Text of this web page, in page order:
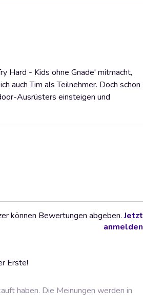
Hard - Kids ohne Gnade' mitmacht,
auch Tim als Teilnehmer. Doch schon
Ausrüsters einsteigen und
Erste!
können Bewertungen abgeben.Jetzt
anmelden
haben. Die Meinungen werden in